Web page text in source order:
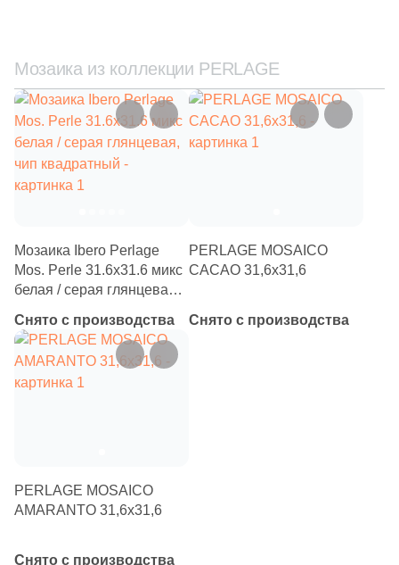
Мозаика из коллекции PERLAGE
Мозаика Ibero Perlage
Mos. Perle 31.6x31.6 микс
белая / серая глянцевая,
Снято с производства
PERLAGE MOSAICO
CACAO 31,6х31,6
Снято с производства
PERLAGE MOSAICO
AMARANTO 31,6х31,6
Снято с производства